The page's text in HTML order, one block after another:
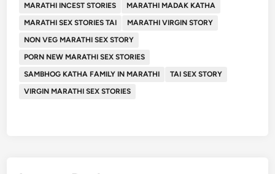
MARATHI INCEST STORIES
MARATHI MADAK KATHA
MARATHI SEX STORIES TAI
MARATHI VIRGIN STORY
NON VEG MARATHI SEX STORY
PORN NEW MARATHI SEX STORIES
SAMBHOG KATHA FAMILY IN MARATHI
TAI SEX STORY
VIRGIN MARATHI SEX STORIES